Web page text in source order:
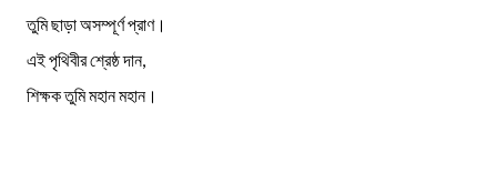
তুমি ছাড়া অসম্পূর্ণ প্রাণ।
এই পৃথিবীর শ্রেষ্ঠ দান,
শিক্ষক তুমি মহান মহান।